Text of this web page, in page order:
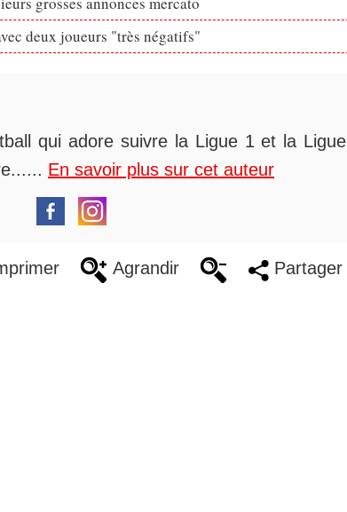
deux joueurs "très négatifs"
qui adore suivre la Ligue 1 et la Ligue
En savoir plus sur cet auteur
Agrandir Partager